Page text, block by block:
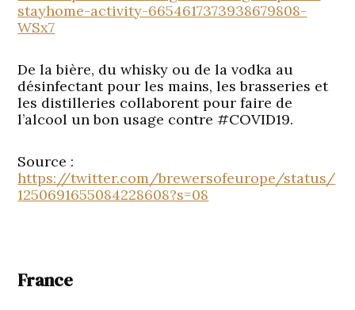
stayhome-activity-6654617373938679808-
WSx7
De la bière, du whisky ou de la vodka au
désinfectant pour les mains, les brasseries et
les distilleries collaborent pour faire de
l’alcool un bon usage contre #COVID19.
Source :
https://twitter.com/brewersofeurope/status/
1250691655084228608?s=08
France